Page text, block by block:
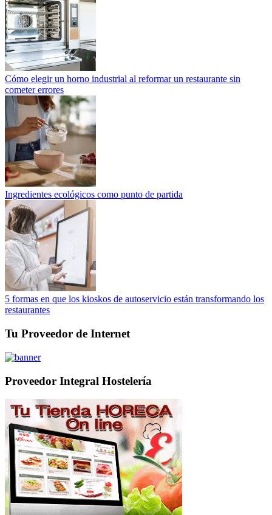
Cómo elegir un horno industrial al reformar un restaurante sin
cometer errores
Ingredientes ecológicos como punto de partida
5 formas en que los kioskos de autoservicio están transformando los
restaurantes
Tu Proveedor de Internet
Proveedor Integral Hostelería